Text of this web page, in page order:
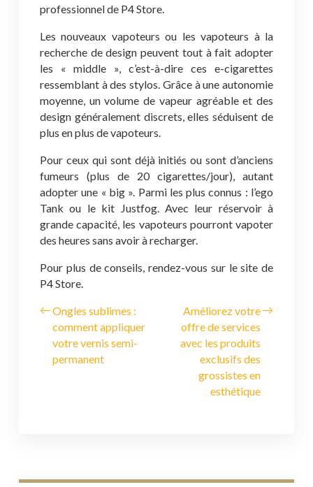
professionnel de P4 Store.
Les nouveaux vapoteurs ou les vapoteurs à la
recherche de design peuvent tout à fait adopter
les « middle », c’est-à-dire ces e-cigarettes
ressemblant à des stylos. Grâce à une autonomie
moyenne, un volume de vapeur agréable et des
design généralement discrets, elles séduisent de
plus en plus de vapoteurs.
Pour ceux qui sont déjà initiés ou sont d’anciens
fumeurs (plus de 20 cigarettes/jour), autant
adopter une « big ». Parmi les plus connus : l’ego
Tank ou le kit Justfog. Avec leur réservoir à
grande capacité, les vapoteurs pourront vapoter
des heures sans avoir à recharger.
Pour plus de conseils, rendez-vous sur le site de
P4 Store.
Ongles sublimes :
comment appliquer
votre vernis semi-
permanent
Améliorez votre
offre de services
avec les produits
exclusifs des
grossistes en
esthétique